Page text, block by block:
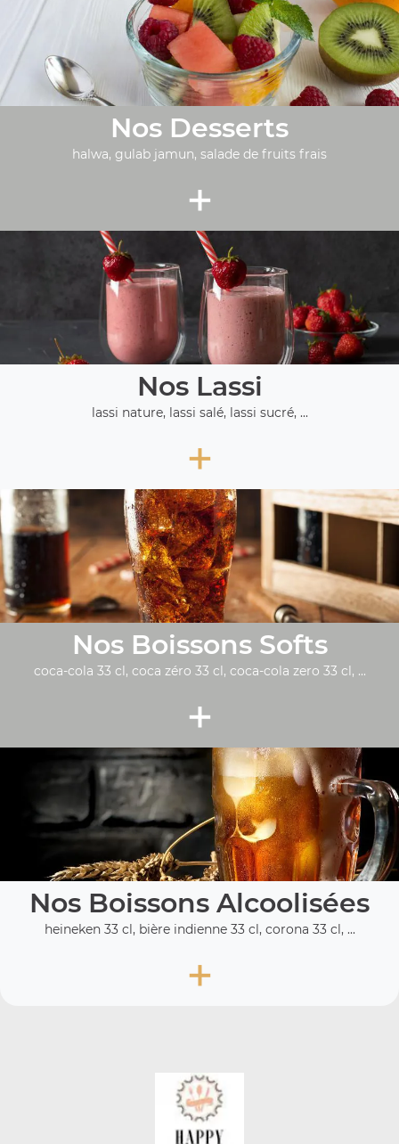
Nos Desserts
halwa, gulab jamun, salade de fruits frais
+
Nos Lassi
lassi nature, lassi salé, lassi sucré, ...
+
Nos Boissons Softs
coca-cola 33 cl, coca zéro 33 cl, coca-cola zero 33 cl, ...
+
Nos Boissons Alcoolisées
heineken 33 cl, bière indienne 33 cl, corona 33 cl, ...
+